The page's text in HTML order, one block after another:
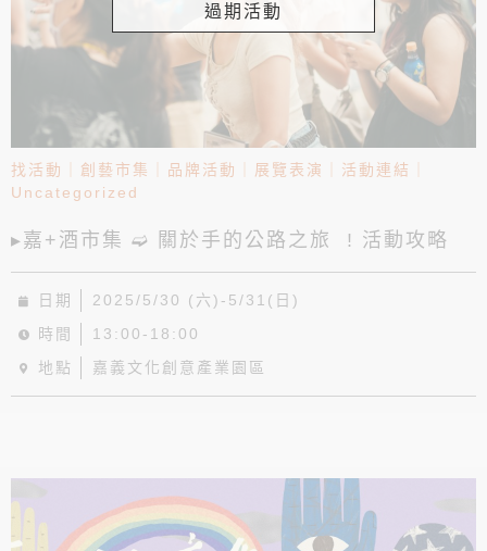
過期活動
找活動 創藝市集 品牌活動 展覽表演 活動連結
Uncategorized
▸嘉+酒市集 ➫ 關於手的公路之旅 ! 活動攻略
日期
2025/5/30 (六)-5/31(日)
時間
13:00-18:00
地點
嘉義文化創意產業園區